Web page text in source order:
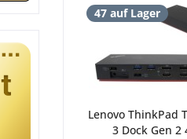
47 auf Lager
Lenovo ThinkPad
3 Dock Gen 2